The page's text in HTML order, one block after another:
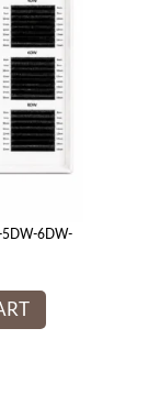
5DW-6DW-